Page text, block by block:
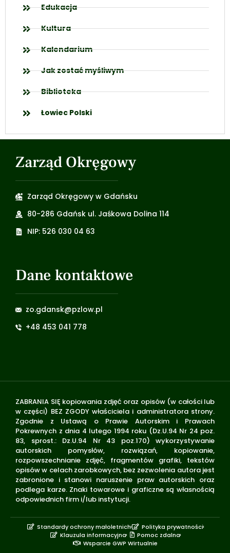
Edukacja
Kultura
Kalendarium
Jak zostać myśliwym
Biblioteka
Łowiec Polski
Zarząd Okręgowy
Zarząd Okręgowy w Gdańsku
80-286 Gdańsk ul. Jaśkowa Dolina 114
NIP: 526 030 04 63
Dane kontaktowe
zo.gdansk@pzlow.pl
+48 453 041 778
ZABRANIA SIĘ kopiowania zdjęć oraz opisów (w całości lub
w części) BEZ ZGODY właściciela i administratora strony.
Zgodnie z Ustawą o Prawie Autorskim i Prawach
Pokrewnych z dnia 4 lutego 1994 roku (Dz.U.94 Nr 24 poz.
83, sprost.: Dz.U.94 Nr 43 poz.170) wykorzystywanie
autorskich pomysłów, rozwiązań, kopiowanie,
rozpowszechnianie zdjęć, fragmentów grafiki, tekstów
opisów w celach zarobkowych, bez zezwolenia autora jest
zabronione i stanowi naruszenie praw autorskich oraz
podlega karze. Znaki towarowe i graficzne są własnością
odpowiednich firm i/lub instytucji.
Standardy ochrony małoletnich
Polityka prywatności
Klauzula informacyjna
Pomoc zdalna
Wsparcie GWP Wirtualnie